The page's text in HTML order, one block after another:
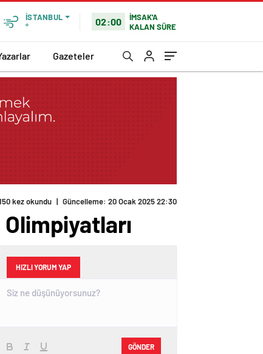
İSTANBUL
°
02:00
İMSAK'A
KALAN SÜRE
Gazeteler
kez okundu | Güncelleme: 20 Ocak 2025 22:30
HIZLI YORUM YAP
GÖNDER